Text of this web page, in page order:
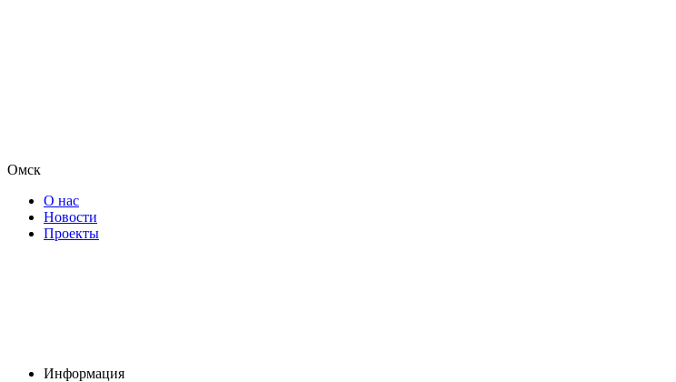
Омск
О нас
Новости
Проекты
Информация